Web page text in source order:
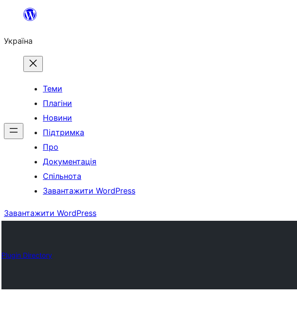
Перейти
вмісту
Україна
Теми
Плагіни
Новини
Підтримка
Про
Документація
Спільнота
Завантажити WordPress
Завантажити WordPress
Plugin Directory